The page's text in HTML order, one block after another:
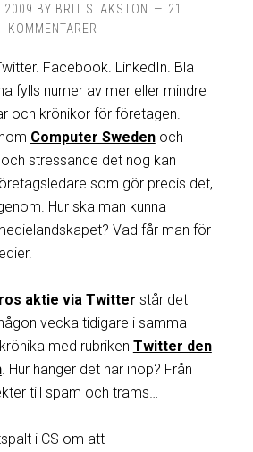
2009 BY BRIT STAKSTON
21
KOMMENTARER
Facebook. LinkedIn. Bla
fylls numer av mer eller mindre
och krönikor för företagen.
Computer Swedenoch
stressande det nog kan
som gör precis det,
Hur ska man kunna
Vad får man för
aktie via Twitter står det
vecka tidigare i samma
med rubriken Twitter den
. Hur hänger det här ihop? Från
till spam och trams…
i CS om att